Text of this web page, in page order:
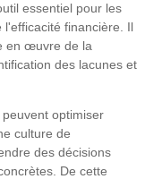
essentiel pour les
financière. Il
en œuvre de la
des lacunes et
optimiser
culture de
des décisions
De cette